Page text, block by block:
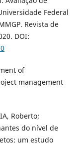
Federal
Revista de
DOI:
of
management
Roberto;
do nível de
um estudo